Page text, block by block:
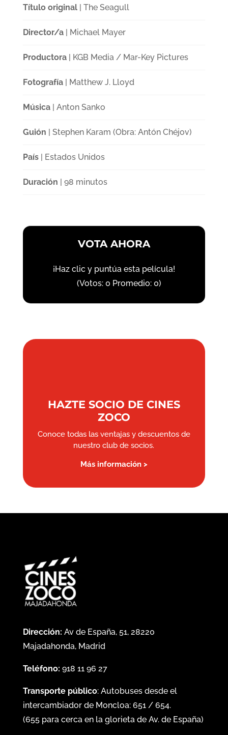
Título original| The Seagull
Director/a| Michael Mayer
Productora| KGB Media / Mar-Key Pictures
Fotografía| Matthew J. Lloyd
Música| Anton Sanko
Guión | Stephen Karam (Obra: Antón Chéjov)
País| Estados Unidos
Duración | 98 minutos
VOTA AHORA
¡Haz clic y puntúa esta película!
(Votos: 0 Promedio: 0)
HAZTE SOCIO DE CINES
ZOCO
Conoce todas las ventajas y descuentos de
nuestro club de socios.
Más información >
Dirección: Av de España, 51, 28220
Majadahonda, Madrid
Teléfono: 918 11 96 27
Transporte público: Autobuses desde el
intercambiador de Moncloa: 651/ 654.
(655para cerca en la glorieta de Av. de España)